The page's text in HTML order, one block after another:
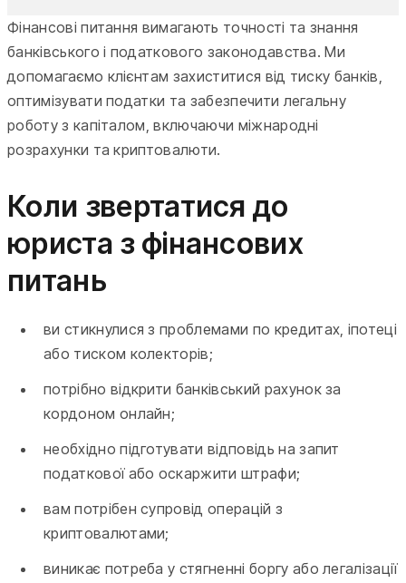
Фінансові питання вимагають точності та знання
банківського і податкового законодавства. Ми
допомагаємо клієнтам захиститися від тиску банків,
оптимізувати податки та забезпечити легальну
роботу з капіталом, включаючи міжнародні
розрахунки та криптовалюти.
Коли звертатися до
юриста з фінансових
питань
ви стикнулися з проблемами по кредитах, іпотеці
або тиском колекторів;
потрібно відкрити банківський рахунок за
кордоном онлайн;
необхідно підготувати відповідь на запит
податкової або оскаржити штрафи;
вам потрібен супровід операцій з
криптовалютами;
виникає потреба у стягненні боргу або легалізації